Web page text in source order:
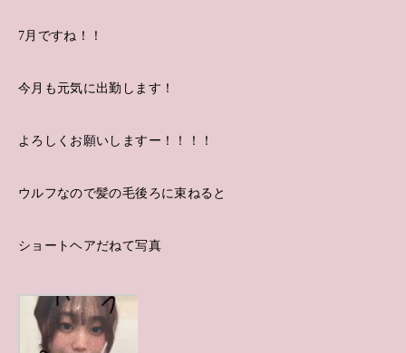
7月ですね！！
今月も元気に出勤します！
よろしくお願いしますー！！！！
ウルフなので髪の毛後ろに束ねると
ショートヘアだねて写真